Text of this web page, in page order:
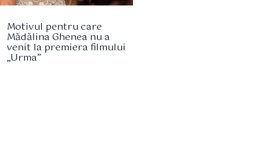
Motivul pentru care
Mădălina Ghenea nu a
venit la premiera filmului
„Urma”